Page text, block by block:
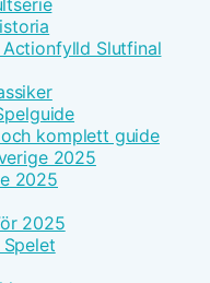
Actionfylld Slutfinal
komplett guide
2025
2025
2025